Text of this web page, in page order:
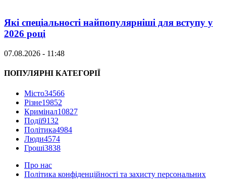
Які спеціальності найпопулярніші для вступу у
2026 році
07.08.2026 - 11:48
ПОПУЛЯРНІ КАТЕГОРІЇ
Місто34566
Різне19852
Кримінал10827
Події9132
Політика4984
Люди4574
Гроші3838
Про нас
Політика конфіденційності та захисту персональних